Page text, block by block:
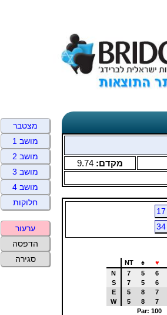
מקדם: 9.74
17
34
NT ♠ ♥
N
7 5 6
S
7 5 6
E
5 8 7
W
5 8 7
Par: 100
מצטבר
מושב 1
מושב 2
מושב 3
מושב 4
חלוקות
ערעור
הדפסה
סגירה